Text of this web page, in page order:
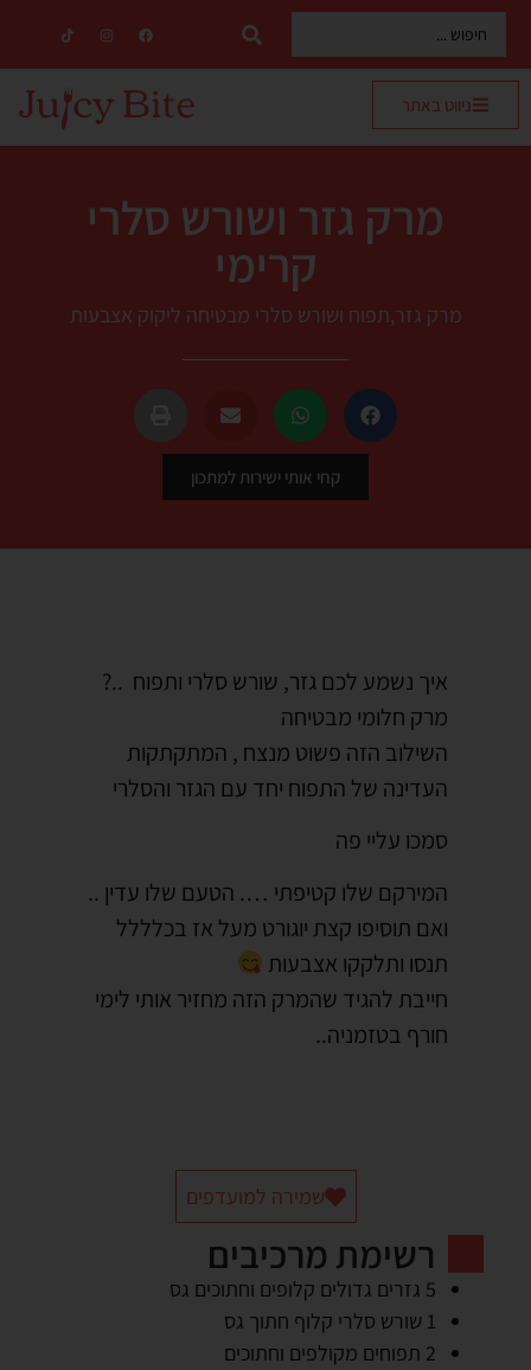
ניווט באתר
מרק גזר ושורש סלרי
קרימי
מרק גזר,תפוח ושורש סלרי מבטיחה ליקוק אצבעות
קחי אותי ישירות למתכון
איך נשמע לכם גזר, שורש סלרי ותפוח ..?
מרק חלומי מבטיחה
השילוב הזה פשוט מנצח , המתקתקות
העדינה של התפוח יחד עם הגזר והסלרי
סמכו עליי פה
המירקם שלו קטיפתי …. הטעם שלו עדין ..
ואם תוסיפו קצת יוגורט מעל אז בכלללל
תנסו ותלקקו אצבעות
חייבת להגיד שהמרק הזה מחזיר אותי לימי
חורף בטזמניה..
רשימת מרכיבים
שמירה למועדפים
5 גזרים גדולים קלופים וחתוכים גס
1 שורש סלרי קלוף חתוך גס
2 תפוחים מקולפים וחתוכים